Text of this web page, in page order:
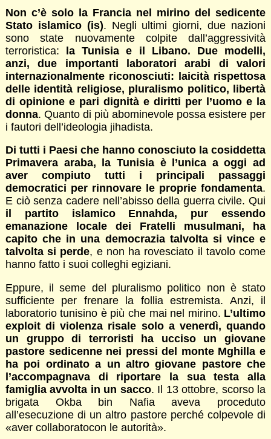
Non c’è solo la Francia nel mirino del sedicente
Stato islamico (is). Negli ultimi giorni, due nazioni
sono state nuovamente colpite dall’aggressività
terroristica: la Tunisia e il Libano. Due modelli,
anzi, due importanti laboratori arabi di valori
internazionalmente riconosciuti: laicità rispettosa
delle identità religiose, pluralismo politico, libertà
di opinione e pari dignità e diritti per l’uomo e la
donna. Quanto di più abominevole possa esistere per
i fautori dell’ideologia jihadista.
Di tutti i Paesi che hanno conosciuto la cosiddetta
Primavera araba, la Tunisia è l’unica a oggi ad
aver compiuto tutti i principali passaggi
democratici per rinnovare le proprie fondamenta.
E ciò senza cadere nell’abisso della guerra civile. Qui
il partito islamico Ennahda, pur essendo
emanazione locale dei Fratelli musulmani, ha
capito che in una democrazia talvolta si vince e
talvolta si perde, e non ha rovesciato il tavolo come
hanno fatto i suoi colleghi egiziani.
Eppure, il seme del pluralismo politico non è stato
sufficiente per frenare la follia estremista. Anzi, il
laboratorio tunisino è più che mai nel mirino. L’ultimo
exploit di violenza risale solo a venerdì, quando
un gruppo di terroristi ha ucciso un giovane
pastore sedicenne nei pressi del monte Mghilla e
ha poi ordinato a un altro giovane pastore che
l’accompagnava di riportare la sua testa alla
famiglia avvolta in un sacco. Il 13 ottobre, scorso la
brigata Okba bin Nafia aveva proceduto
all’esecuzione di un altro pastore perché colpevole di
«aver collaboratocon le autorità».